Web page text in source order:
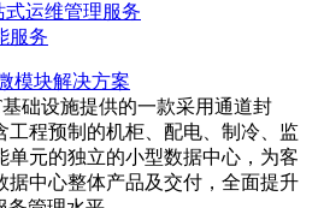
式运维管理服务
服务
模块解决方案
础设施提供的一款采用通道封
工程预制的机柜、配电、制冷、监
单元的独立的小型数据中心，为客
据中心整体产品及交付，全面提升